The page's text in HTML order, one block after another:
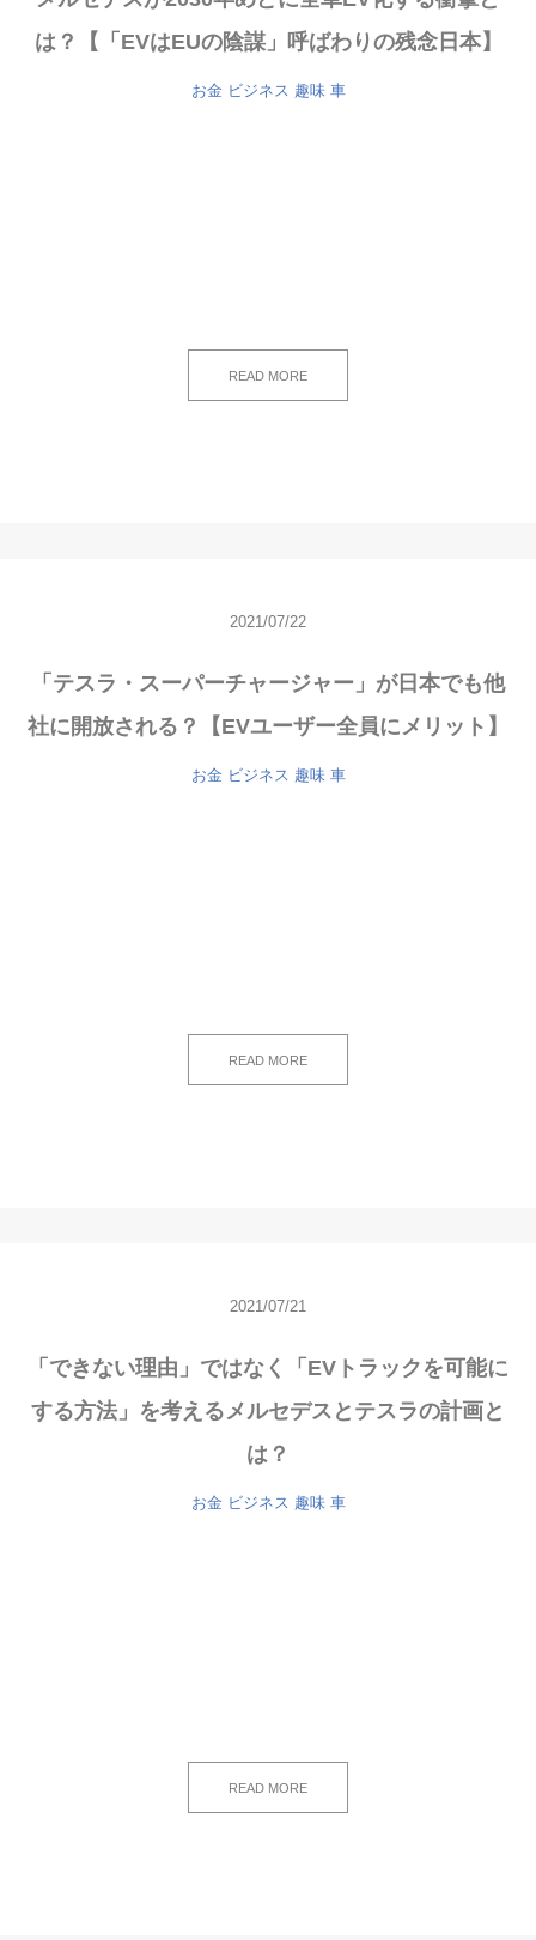
は？【「EVはEUの陰謀」呼ばわりの残念日本】
お金 ビジネス 趣味 車
READ MORE
2021/07/22
「テスラ・スーパーチャージャー」が日本でも他
社に開放される？【EVユーザー全員にメリット】
お金 ビジネス 趣味 車
READ MORE
2021/07/21
「できない理由」ではなく「EVトラックを可能に
する方法」を考えるメルセデスとテスラの計画と
は？
お金 ビジネス 趣味 車
READ MORE